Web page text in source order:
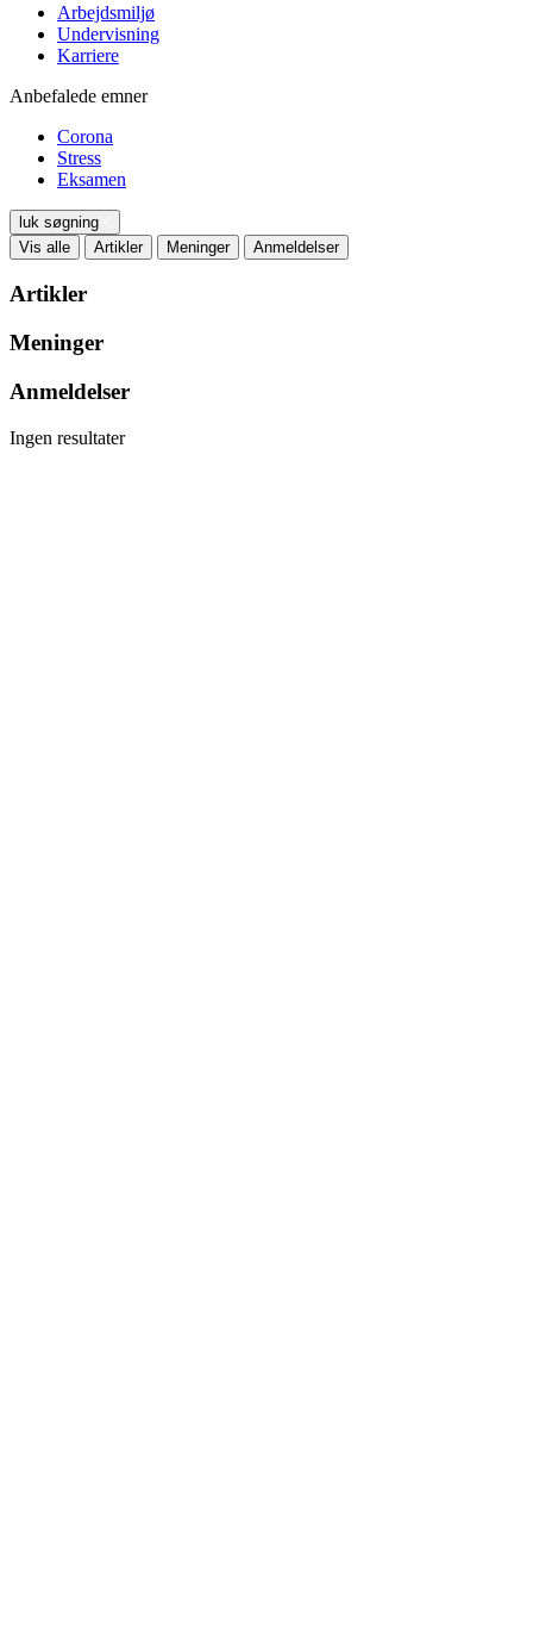
Arbejdsmiljø
Undervisning
Karriere
Anbefalede emner
Corona
Stress
Eksamen
luk søgning
Vis alle
Artikler Meninger Anmeldelser
Artikler
Meninger
Anmeldelser
Ingen resultater